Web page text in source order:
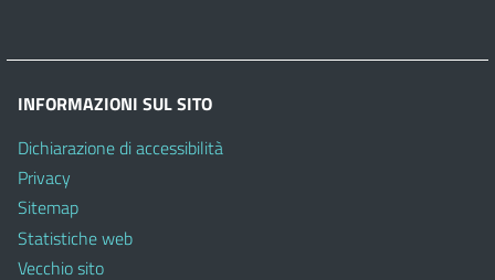
INFORMAZIONI SUL SITO
Dichiarazione di accessibilità
Privacy
Sitemap
Statistiche web
Vecchio sito